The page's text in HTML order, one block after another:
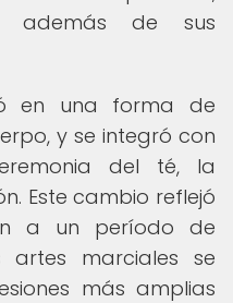
además de sus
en una forma de
y se integró con
del té, la
Este cambio reflejó
a un período de
artes marciales se
más amplias